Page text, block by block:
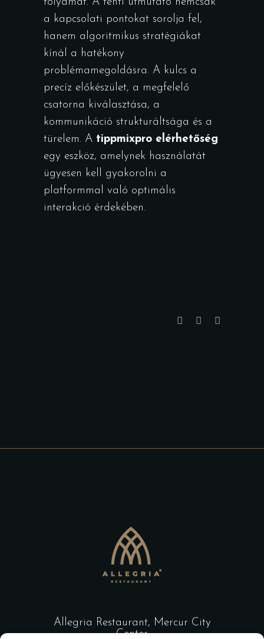
a kapcsolati pontokat sorolja fel,
hanem algoritmikus stratégiákat
kínál a hatékony
problémamegoldásra. A kulcs a
precíz előkészület, a megfelelő
csatorna kiválasztása, a
kommunikáció strukturáltsága és a
türelem. A tippmixpro elérhetőség
egy eszköz, amelynek használatát
ügyesen kell gyakorolni a
platformmal való optimális
interakció érdekében.
Allegria Restaurant, Mercur City
Center